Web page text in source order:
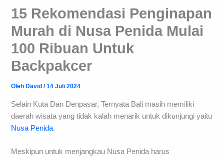
15 Rekomendasi Penginapan
Murah di Nusa Penida Mulai
100 Ribuan Untuk
Backpakcer
Oleh David/14 Juli 2024
Selain Kuta Dan Denpasar, Ternyata Bali masih memiliki
daerah wisata yang tidak kalah menarik untuk dikunjungi yaitu
Nusa Penida.
Meskipun untuk menjangkau Nusa Penida harus